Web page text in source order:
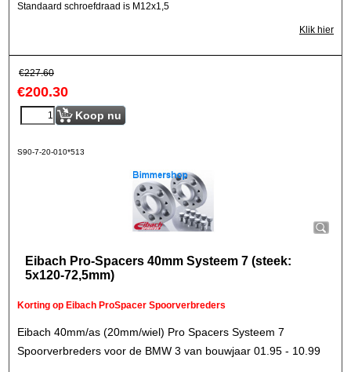
Standaard schroefdraad is M12x1,5
Klik hier
€227.60
€200.30
Koop nu
S90-7-20-010*513
Eibach Pro-Spacers 40mm Systeem 7 (steek:
5x120-72,5mm)
Korting op Eibach ProSpacer Spoorverbreders
Eibach 40mm/as (20mm/wiel) Pro Spacers Systeem 7
Spoorverbreders voor de BMW 3 van bouwjaar 01.95 - 10.99